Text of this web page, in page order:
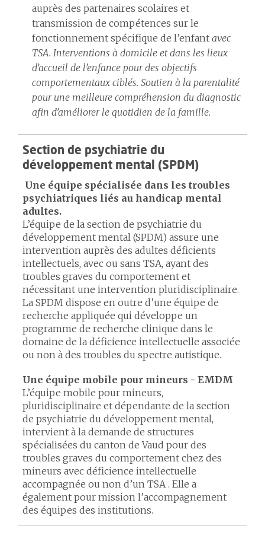
auprès des partenaires scolaires et
transmission de compétences sur le
fonctionnement spécifique de l’enfantavec
TSA. Interventions à domicile et dans les lieux
d’accueil de l’enfance pour des objectifs
comportementaux ciblés. Soutien à la parentalité
pour une meilleure compréhension du diagnostic
afin d’améliorer le quotidien de la famille.
Section de psychiatrie du
développement mental (SPDM)
Une équipe spécialisée dans les troubles
psychiatriques liés au handicap mental
adultes.
L’équipe de la section de psychiatrie du
développement mental (SPDM) assure une
intervention auprès des adultes déficients
intellectuels, avec ou sans TSA, ayant des
troubles graves du comportement et
nécessitant une intervention pluridisciplinaire.
La SPDM dispose en outre d’une équipe de
recherche appliquée qui développe un
programme de recherche clinique dans le
domaine de la déficience intellectuelle associée
ou non à des troubles du spectre autistique.
Une équipe mobile pour mineurs - EMDM
L’équipe mobile pour mineurs,
pluridisciplinaire et dépendante de la section
de psychiatrie du développement mental,
intervient à la demande de structures
spécialisées du canton de Vaud pour des
troubles graves du comportement chez des
mineurs avec déficience intellectuelle
accompagnée ou non d’un TSA . Elle a
également pour mission l’accompagnement
des équipes des institutions.